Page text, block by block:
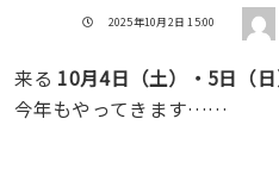
投稿日
2025年10月2日 15:00 著者
来る 10月4日（土）・5日（日
今年もやってきます……